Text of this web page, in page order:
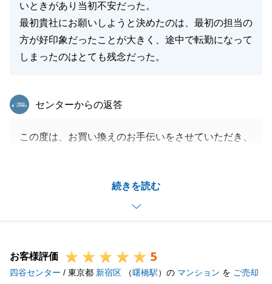
いときがあり当初不安だった。
最初貴社にお願いしようと決めたのは、最初の担当の
方が好印象だったことが大きく、途中で転勤になって
しまったのはとても残念だった。
続きを読む
東急リバブル
センターからの返答
この度は、お買い換えのお手伝いをさせていただき、
ご指摘いただきました内容について、今後ご期待にそ
えるよう精進してまいります。
お客様評価 5
四谷センター / 東京都 新宿区 （曙橋駅）の マンション を ご売却